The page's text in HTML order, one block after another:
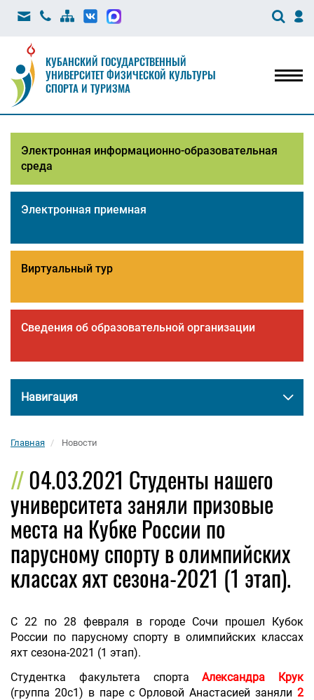
КУБАНСКИЙ ГОСУДАРСТВЕННЫЙ
УНИВЕРСИТЕТ ФИЗИЧЕСКОЙ КУЛЬТУРЫ
СПОРТА И ТУРИЗМА
Электронная информационно-образовательная
среда
Электронная приемная
Виртуальный тур
Сведения об образовательной организации
Навигация
Главная Новости
04.03.2021 Студенты нашего
университета заняли призовые
места на Кубке России по
парусному спорту в олимпийских
классах яхт сезона-2021 (1 этап).
С 22 по 28 февраля в городе Сочи прошел Кубок
России по парусному спорту в олимпийских классах
яхт сезона-2021 (1 этап).
Студентка факультета спортаАлександра Крук
(группа 20с1) в паре с Орловой Анастасией заняли 2